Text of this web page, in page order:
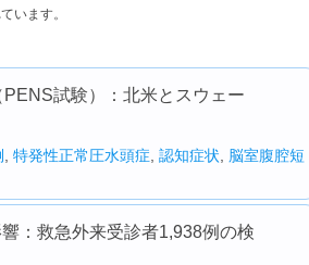
います。
試験）：北米とスウェー
特発性正常圧水頭症 認知症状
脳室腹腔短
：救急外来受診者1,938例の検